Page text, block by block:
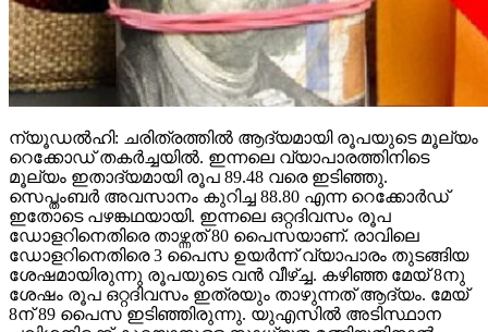
ന്യൂഡല്‍ഹി: ചരിത്രത്തില്‍ ആദ്യമായി രൂപയുടെ മൂല്യം
റെക്കോഡ് തകര്‍ച്ചയില്‍. ഇന്നലെ വ്യാപാരത്തിനിടെ
മൂല്യം ഇതാദ്യമായി രൂപ 89.48 വരെ ഇടിഞ്ഞു.
സെപ്തംബര്‍ അവസാനം കുറിച്ച 88.80 എന്ന റെക്കോര്‍ഡ്
ഇതോടെ പഴങ്കഥയായി. ഇന്നലെ ഒറ്റദിവസം രൂപ
ഡോളറിനെതിരെ താഴ്ന്നത് 80 പൈസയാണ്. രാവിലെ
ഡോളറിനെതിരെ 3 പൈസ ഉയര്‍ന്ന് വ്യാപാരം തുടങ്ങിയ
ശേഷമായിരുന്നു രൂപയുടെ വന്‍ വീഴ്ച്ച. കഴിഞ്ഞ മേയ് 8നു
ശേഷം രൂപ ഒറ്റദിവസം ഇത്രയും താഴുന്നത് ആദ്യം. മേയ്
8ന് 89 പൈസ ഇടിഞ്ഞിരുന്നു. യുഎസില്‍ അടിസ്ഥാന